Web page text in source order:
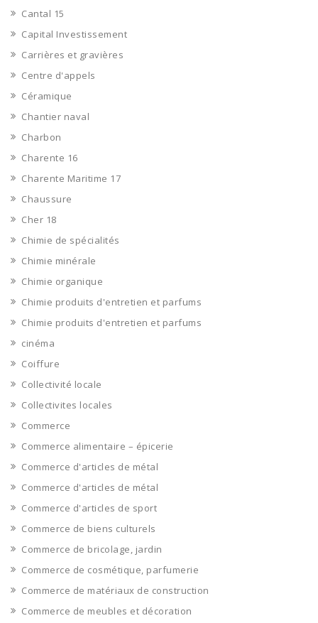
Cantal 15
Capital Investissement
Carrières et gravières
Centre d'appels
Céramique
Chantier naval
Charbon
Charente 16
Charente Maritime 17
Chaussure
Cher 18
Chimie de spécialités
Chimie minérale
Chimie organique
Chimie produits d'entretien et parfums
Chimie produits d'entretien et parfums
cinéma
Coiffure
Collectivité locale
Collectivites locales
Commerce
Commerce alimentaire – épicerie
Commerce d'articles de métal
Commerce d'articles de métal
Commerce d'articles de sport
Commerce de biens culturels
Commerce de bricolage, jardin
Commerce de cosmétique, parfumerie
Commerce de matériaux de construction
Commerce de meubles et décoration